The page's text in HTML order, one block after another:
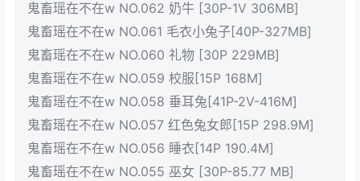
鬼畜瑶在不在w NO.062 奶牛 [30P-1V 306MB]
鬼畜瑶在不在w NO.061 毛衣小兔子[40P-327MB]
鬼畜瑶在不在w NO.060 礼物 [30P 229MB]
鬼畜瑶在不在w NO.059 校服[15P 168M]
鬼畜瑶在不在w NO.058 垂耳兔[41P-2V-416M]
鬼畜瑶在不在w NO.057 红色兔女郎[15P 298.9M]
鬼畜瑶在不在w NO.056 睡衣[14P 190.4M]
鬼畜瑶在不在w NO.055 巫女 [30P-85.77 MB]